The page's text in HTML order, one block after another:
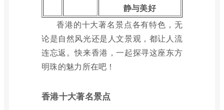
静与美好
香港的十大著名景点各有特色，无
论是自然风光还是人文景观，都让人流
连忘返。快来香港，一起探寻这座东方
明珠的魅力所在吧！
香港十大著名景点